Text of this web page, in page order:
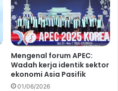
Mengenal forum APEC:
Wadah kerja identik sektor
ekonomi Asia Pasifik
01/06/2026